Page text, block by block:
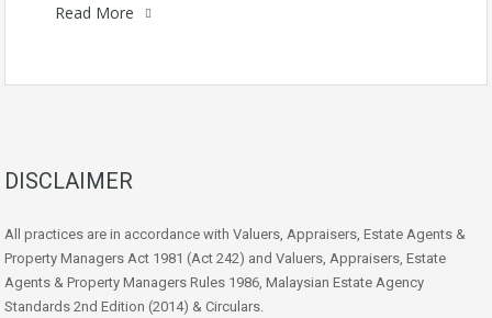
Read More
DISCLAIMER
All practices are in accordance with Valuers, Appraisers, Estate Agents &
Property Managers Act 1981 (Act 242) and Valuers, Appraisers, Estate
Agents & Property Managers Rules 1986, Malaysian Estate Agency
Standards 2nd Edition (2014) & Circulars.